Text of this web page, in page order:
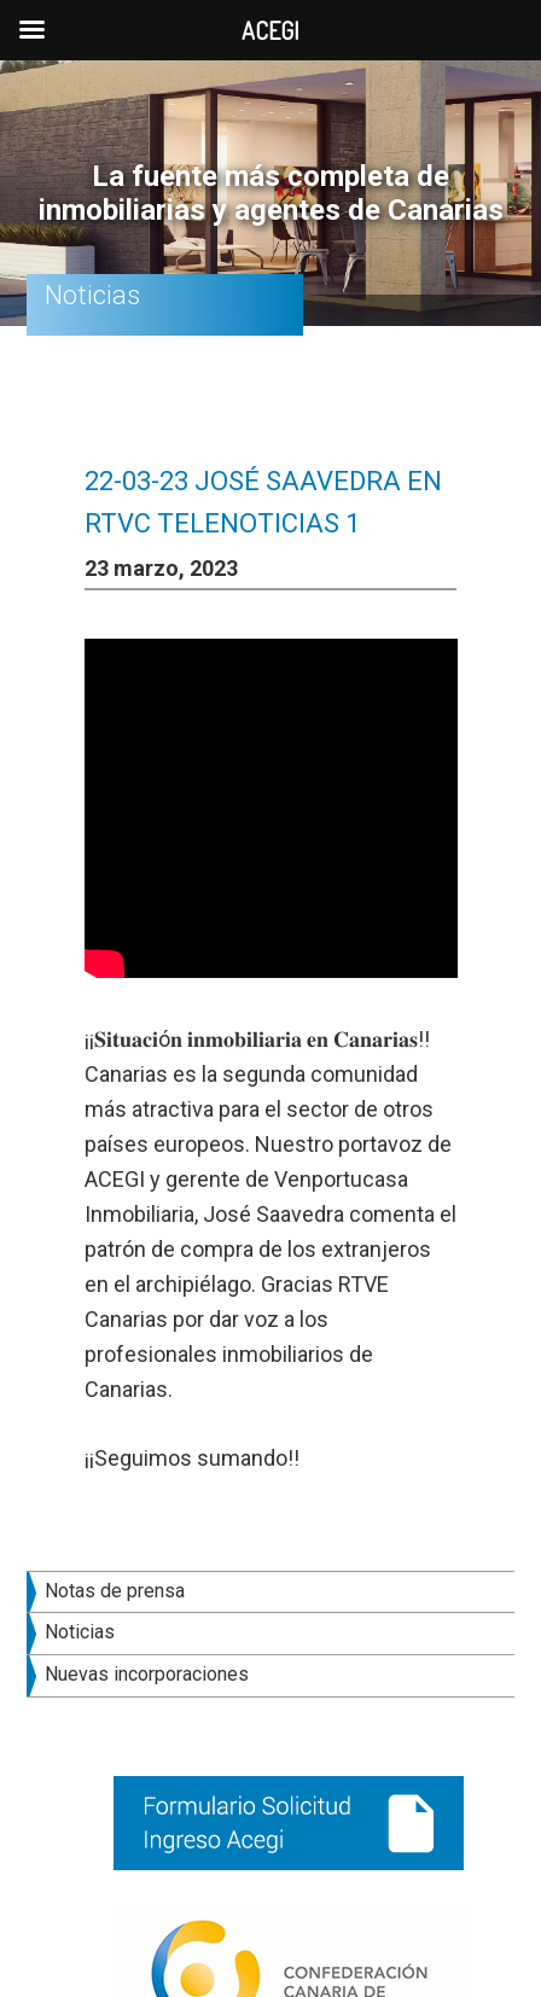
Saltar
a
la
navegación
principal
Saltar
al
contenido
principal
Saltar
a
la
barra
lateral
principal
La fuente más completa de
inmobiliarias y agentes de Canarias
Noticias
22-03-23 JOSÉ SAAVEDRA EN
RTVC TELENOTICIAS 1
23 marzo, 2023
¡¡𝐒𝐢𝐭𝐮𝐚𝐜𝐢ó𝐧 𝐢𝐧𝐦𝐨𝐛𝐢𝐥𝐢𝐚𝐫𝐢𝐚 𝐞𝐧 𝐂𝐚𝐧𝐚𝐫𝐢𝐚𝐬!!
Canarias es la segunda comunidad
más atractiva para el sector de otros
países europeos. Nuestro portavoz de
ACEGI y gerente de Venportucasa
Inmobiliaria, José Saavedra comenta el
patrón de compra de los extranjeros
en el archipiélago. Gracias RTVE
Canarias por dar voz a los
profesionales inmobiliarios de
Canarias.
¡¡Seguimos sumando!!
Barra
lateral
principal
Notas de prensa
Noticias
Nuevas incorporaciones
ACEGI